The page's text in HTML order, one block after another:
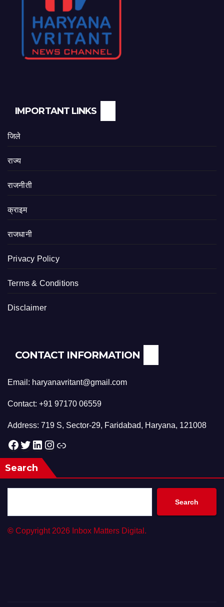
IMPORTANT LINKS
जिले
राज्य
राजनीती
क्राइम
राजधानी
Privacy Policy
Terms & Conditions
Disclaimer
CONTACT INFORMATION
Email: haryanavritant@gmail.com
Contact: +91 97170 06559
Address: 719 S, Sector-29, Faridabad, Haryana, 121008
Facebook Twitter LinkedIn Instagram Link
Search
Search
© Copyright 2026 Inbox Matters Digital.